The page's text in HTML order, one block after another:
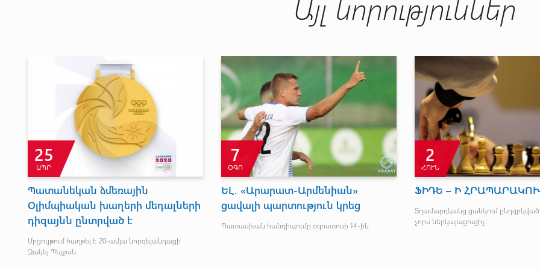
Այլ նորություններ
25
ԱՊՐ
Պատանեկան ձմեռային
Օլիմպիական խաղերի մեդալների
դիզայնն ընտրված է
Մրցույթում հաղթել է 20-ամյա նորզելանդացի
Զակեյ Պեյջան:
7
ՕԳՈ
ԵԼ․ «Արարատ-Արմենիան»
ցավալի պարտություն կրեց
Պատասխան հանդիպումը օգոստոսի 14-ին։
2
ՀՈՒՆ
ՖԻԴԵ – Ի
Տղամարդկանց ցանկում ընդգրկված
չորս ներկայացուցիչ: